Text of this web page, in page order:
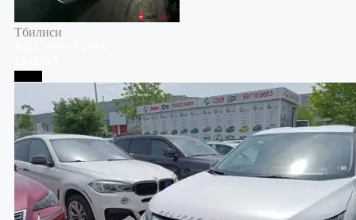
Тбилиси